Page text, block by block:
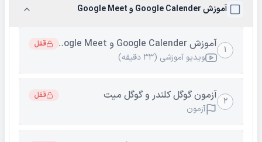
آموزش Google Calender و Google Meet
۱ آموزش Google Calender و Google Meet قفل
ویدیو آموزشی (۳۳ دقیقه)
۲ آزمون گوگل کلندر و گوگل میت قفل
آزمون